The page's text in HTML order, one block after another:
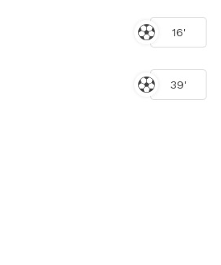
16'
39'